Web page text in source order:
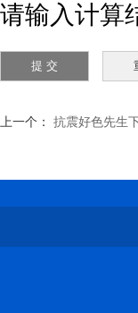
请输入计算
上一个： 抗震好色先生